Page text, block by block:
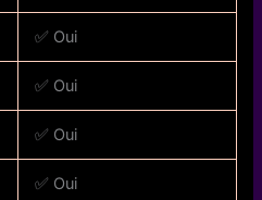
✅ Oui
✅ Oui
✅ Oui
✅ Oui